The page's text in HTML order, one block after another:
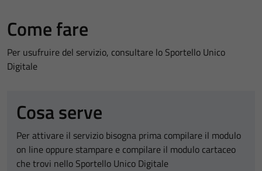
Come fare
Per usufruire del servizio, consultare lo Sportello Unico
Digitale
Cosa serve
Per attivare il servizio bisogna prima compilare il modulo
on line oppure stampare e compilare il modulo cartaceo
che trovi nello Sportello Unico Digitale